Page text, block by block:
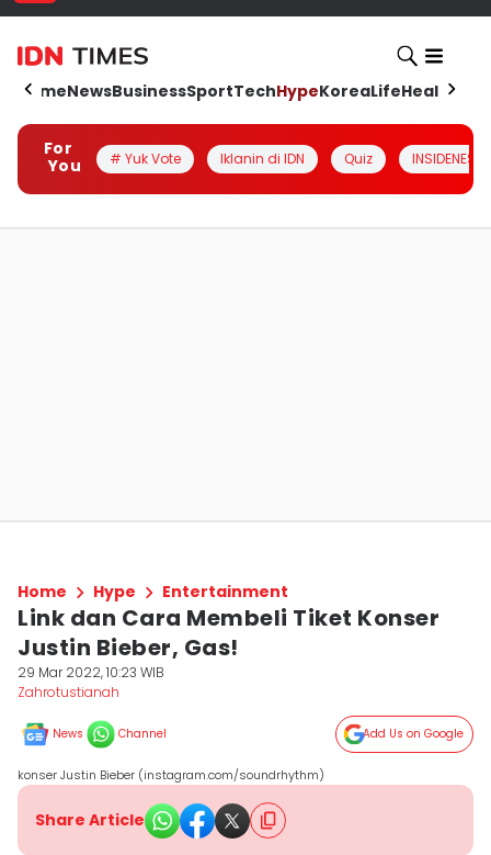
HomeNewsBusinessSportTechHypeKoreaLifeHealth
For
You
# Yuk Vote Iklanin di IDN Quiz INSIDENESIA
Home Hype Entertainment
Link dan Cara Membeli Tiket Konser
Justin Bieber, Gas!
29 Mar 2022, 10:23 WIB
Zahrotustianah
News Channel Add Us on Google
konser Justin Bieber (instagram.com/soundrhythm)
Share Article